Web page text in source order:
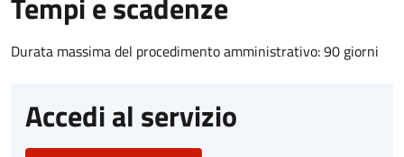
Durata massima del procedimento amministrativo: 90 giorni
Accedi al servizio